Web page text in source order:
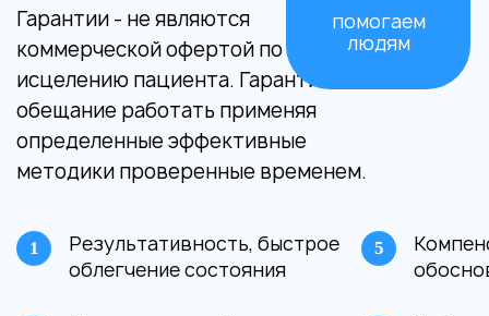
Гарантии - не являются
коммерческой офертой по полному
исцелению пациента. Гарантии это
обещание работать применяя
определенные эффективные
методики проверенные временем.
Результативность, быстрое
облегчение состояния
помогаем
людям